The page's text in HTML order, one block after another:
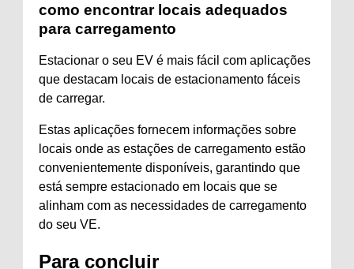
como encontrar locais adequados
para carregamento
Estacionar o seu EV é mais fácil com aplicações
que destacam locais de estacionamento fáceis
de carregar.
Estas aplicações fornecem informações sobre
locais onde as estações de carregamento estão
convenientemente disponíveis, garantindo que
está sempre estacionado em locais que se
alinham com as necessidades de carregamento
do seu VE.
Para concluir